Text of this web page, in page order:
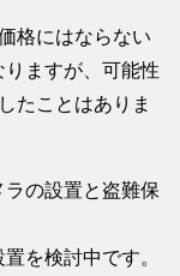
格にはならない
ますが、可能性
たことはありま
の設置と盗難保
を検討中です。